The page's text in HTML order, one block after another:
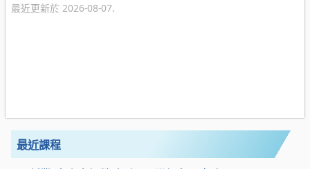
最近更新於 2026-08-07.
最近課程